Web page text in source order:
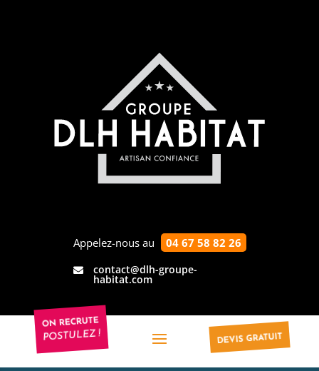
Appelez-nous au 04 67 58 82 26
 contact@dlh-groupe-
habitat.com
DEVIS GRATUIT
ON RECRUTE
POSTULEZ !